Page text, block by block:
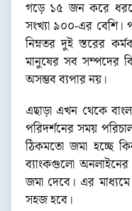
গড়ে ১৫ জন করে
সংখ্যা ৯০০-এর বেশি।
নিম্নতর দুই স্তরের
মানুষের সব সম্পদের
অসম্ভব ব্যপার নয়।
এছাড়া এখন থেকে
পরিদর্শনের সময়
ঠিকমতো জমা হচ্ছে
ব্যাংকগুলো অনলাইনের
জমা দেবে। এর
সহজ হবে।